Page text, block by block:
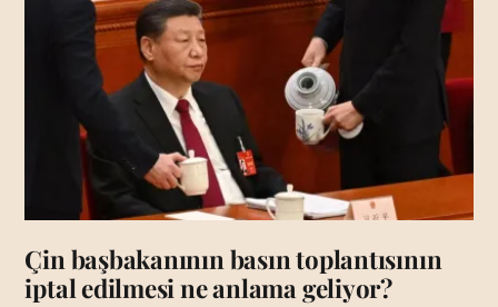
Çin başbakanının basın toplantısının
iptal edilmesi ne anlama geliyor?